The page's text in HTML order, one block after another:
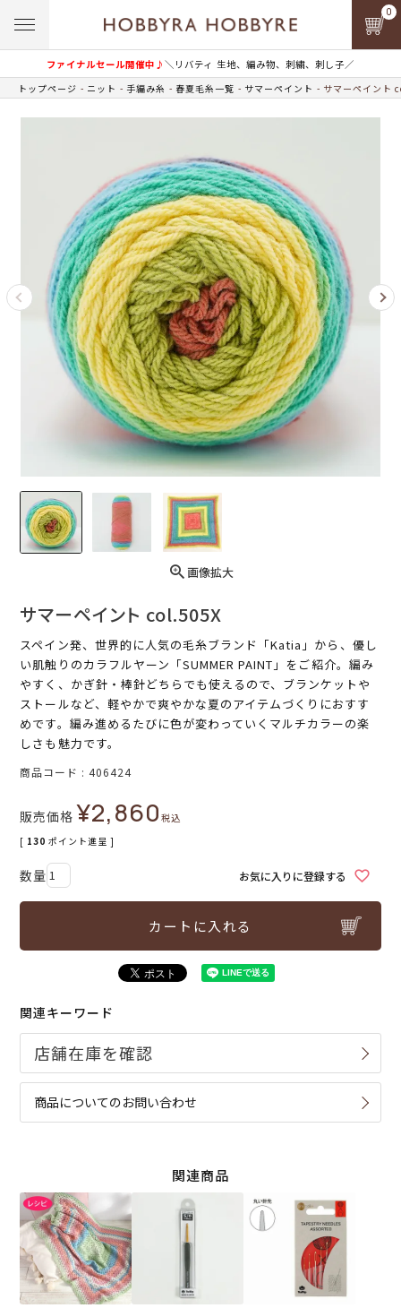
ファイナルセール開催中♪＼リバティ 生地、編み物、刺繍、刺し子／
0
トップページ ニット 手編み糸 春夏毛糸一覧 サマーペイント サマーペイント
画像拡大
サマーペイント col.505X
スペイン発、世界的に人気の毛糸ブランド「Katia」から、優し
い肌触りのカラフルヤーン「SUMMER PAINT」をご紹介。編み
やすく、かぎ針・棒針どちらでも使えるので、ブランケットや
ストールなど、軽やかで爽やかな夏のアイテムづくりにおすす
めです。編み進めるたびに色が変わっていくマルチカラーの楽
しさも魅力です。
商品コード 406424
販売価格 ¥2,860税込
[ 130 ポイント進呈 ]
お気に入りに登録する
カートに入れる
関連キーワード
商品についてのお問い合わせ
関連商品